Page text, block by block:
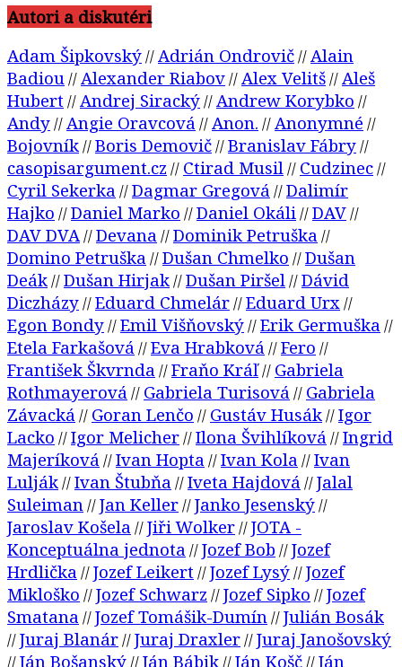
Autori a diskutéri
Adam Šipkovský//Adrián Ondrovič//Alain
Badiou//Alexander Riabov//Alex Velitš//Aleš
Hubert//Andrej Siracký//Andrew Korybko //
Andy//Angie Oravcová //Anon. //Anonymné //
Bojovník//Boris Demovič//Branislav Fábry//
casopisargument.cz // Ctirad Musil// Cudzinec//
Cyril Sekerka //Dagmar Gregová //Dalimír
Hajko //Daniel Marko //Daniel Okáli//DAV//
DAV DVA//Devana //Dominik Petruška //
Domino Petruška //Dušan Chmelko //Dušan
Deák//Dušan Hirjak//Dušan Piršel//Dávid
Diczházy//Eduard Chmelár//Eduard Urx//
Egon Bondy//Emil Višňovský//Erik Germuška //
Etela Farkašová //Eva Hrabková //Fero //
František Škvrnda //Fraňo Kráľ// Gabriela
Rothmayerová // Gabriela Turisová // Gabriela
Závacká // Goran Lenčo // Gustáv Husák//Igor
Lacko //Igor Melicher//Ilona Švihlíková //Ingrid
Majeríková //Ivan Hopta //Ivan Kola //Ivan
Lulják//Ivan Štubňa //Iveta Hajdová //Jalal
Suleiman//Jan Keller//Janko Jesenský//
Jaroslav Košela //Jiři Wolker//JOTA -
Konceptuálna jednota //Jozef Bob //Jozef
Hrdlička //Jozef Leikert//Jozef Lysý//Jozef
Mikloško //Jozef Schwarz //Jozef Sipko //Jozef
Smatana //Jozef Tomášik-Dumín//Julián Bosák
//Juraj Blanár//Juraj Draxler//Juraj Janošovský
//Ján Bošanský//Ján Bábik//Ján Košč//Ján